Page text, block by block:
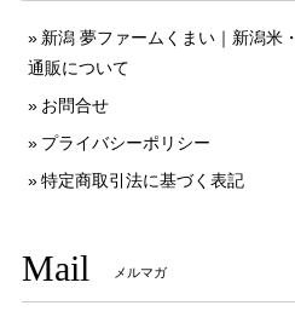
新潟 夢ファームくまい｜新潟米
通販について
お問合せ
プライバシーポリシー
特定商取引法に基づく表記
Mail メルマガ